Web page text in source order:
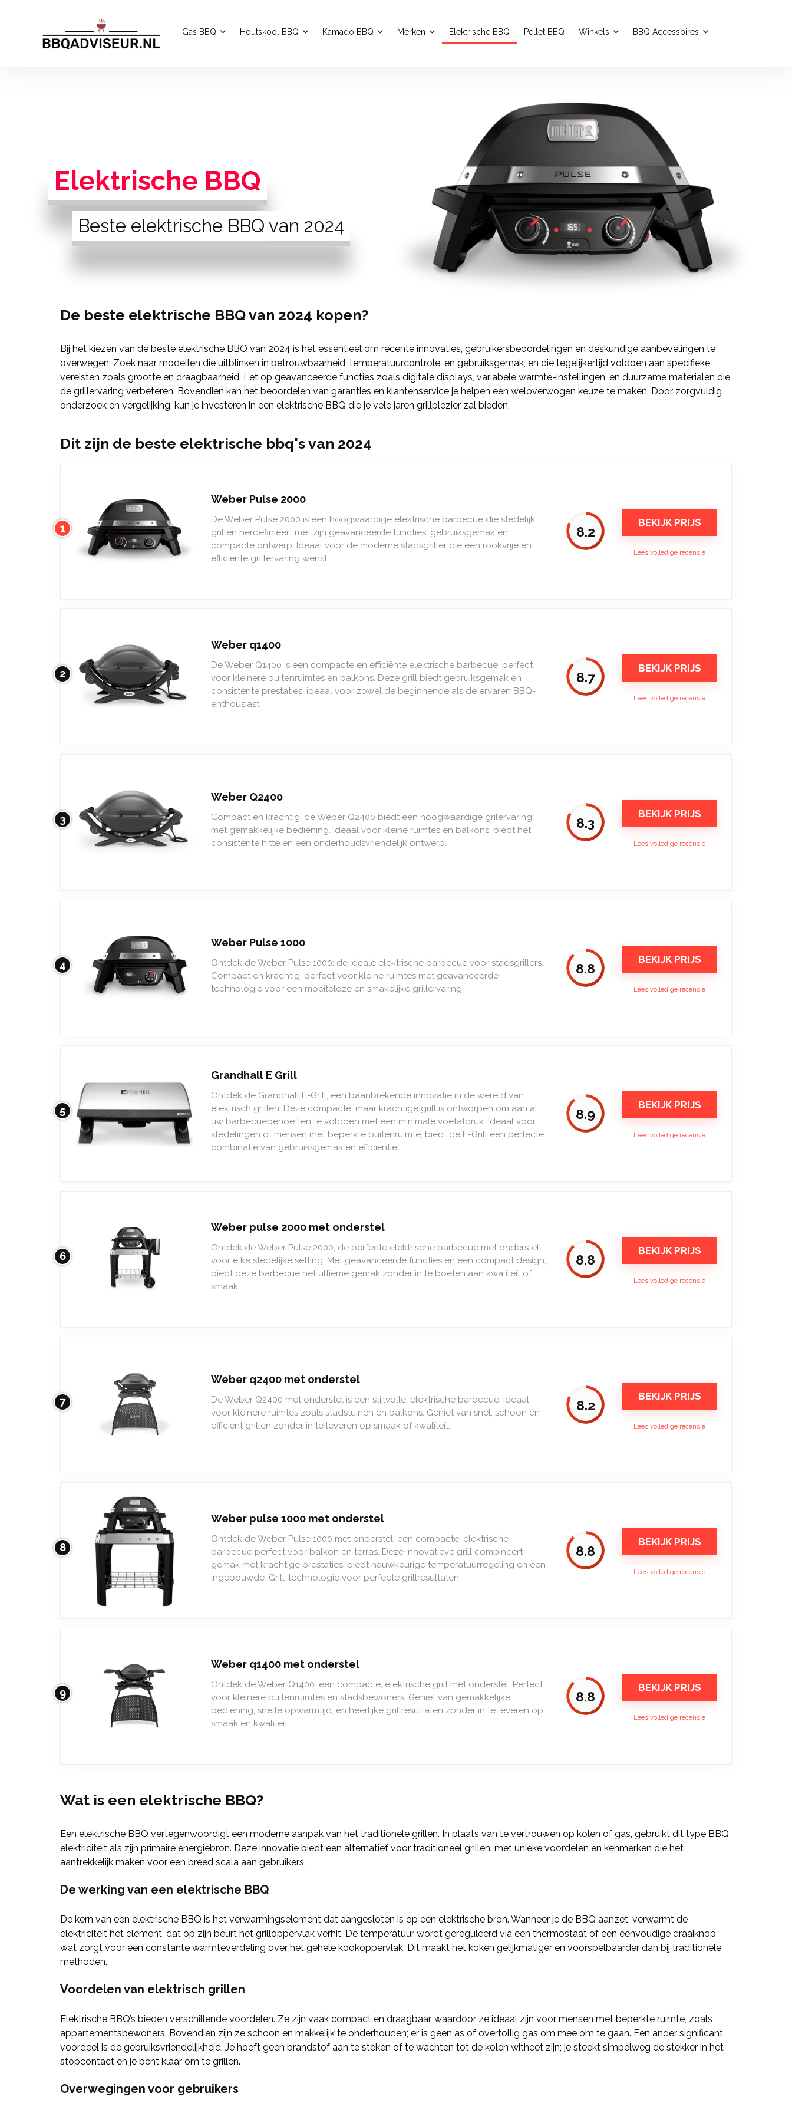
Gas BBQ Houtskool BBQ Kamado BBQ Merken Elektrische BBQ Pellet BBQ Winkels BBQ Accessoires
Elektrische BBQ
Beste elektrische BBQ van 2024
De beste elektrische BBQ van 2024 kopen?
Bij het kiezen van de beste elektrische BBQ van 2024 is het essentieel om recente innovaties, gebruikersbeoordelingen en deskundige aanbevelingen te
overwegen. Zoek naar modellen die uitblinken in betrouwbaarheid, temperatuurcontrole, en gebruiksgemak, en die tegelijkertijd voldoen aan specifieke
vereisten zoals grootte en draagbaarheid. Let op geavanceerde functies zoals digitale displays, variabele warmte-instellingen, en duurzame materialen die
de grillervaring verbeteren. Bovendien kan het beoordelen van garanties en klantenservice je helpen een weloverwogen keuze te maken. Door zorgvuldig
onderzoek en vergelijking, kun je investeren in een elektrische BBQ die je vele jaren grillplezier zal bieden.
Dit zijn de beste elektrische bbq's van 2024
1
Weber Pulse 2000
De Weber Pulse 2000 is een hoogwaardige elektrische barbecue die stedelijk
grillen herdefinieert met zijn geavanceerde functies, gebruiksgemak en
compacte ontwerp. Ideaal voor de moderne stadsgriller die een rookvrije en
efficiënte grillervaring wenst.
8.2
BEKIJK PRIJS
Lees volledige recensie
2
Weber q1400
De Weber Q1400 is een compacte en efficiënte elektrische barbecue, perfect
voor kleinere buitenruimtes en balkons. Deze grill biedt gebruiksgemak en
consistente prestaties, ideaal voor zowel de beginnende als de ervaren BBQ-
enthousiast.
8.7
BEKIJK PRIJS
Lees volledige recensie
3
Weber Q2400
Compact en krachtig, de Weber Q2400 biedt een hoogwaardige grilervaring
met gemakkelijke bediening. Ideaal voor kleine ruimtes en balkons, biedt het
consistente hitte en een onderhoudsvriendelijk ontwerp.
8.3
BEKIJK PRIJS
Lees volledige recensie
4
Weber Pulse 1000
Ontdek de Weber Pulse 1000: de ideale elektrische barbecue voor stadsgrillers.
Compact en krachtig, perfect voor kleine ruimtes met geavanceerde
technologie voor een moeiteloze en smakelijke grillervaring.
8.8
BEKIJK PRIJS
Lees volledige recensie
5
Grandhall E Grill
Ontdek de Grandhall E-Grill, een baanbrekende innovatie in de wereld van
elektrisch grillen. Deze compacte, maar krachtige grill is ontworpen om aan al
uw barbecuebehoeften te voldoen met een minimale voetafdruk. Ideaal voor
stedelingen of mensen met beperkte buitenruimte, biedt de E-Grill een perfecte
combinatie van gebruiksgemak en efficiëntie.
8.9
BEKIJK PRIJS
Lees volledige recensie
6
Weber pulse 2000 met onderstel
Ontdek de Weber Pulse 2000, de perfecte elektrische barbecue met onderstel
voor elke stedelijke setting. Met geavanceerde functies en een compact design,
biedt deze barbecue het ultieme gemak zonder in te boeten aan kwaliteit of
smaak.
8.8
BEKIJK PRIJS
Lees volledige recensie
7
Weber q2400 met onderstel
De Weber Q2400 met onderstel is een stijlvolle, elektrische barbecue, ideaal
voor kleinere ruimtes zoals stadstuinen en balkons. Geniet van snel, schoon en
efficiënt grillen zonder in te leveren op smaak of kwaliteit.
8.2
BEKIJK PRIJS
Lees volledige recensie
8
Weber pulse 1000 met onderstel
Ontdek de Weber Pulse 1000 met onderstel: een compacte, elektrische
barbecue perfect voor balkon en terras. Deze innovatieve grill combineert
gemak met krachtige prestaties, biedt nauwkeurige temperatuurregeling en een
ingebouwde iGrill-technologie voor perfecte grillresultaten.
8.8
BEKIJK PRIJS
Lees volledige recensie
9
Weber q1400 met onderstel
Ontdek de Weber Q1400: een compacte, elektrische grill met onderstel. Perfect
voor kleinere buitenruimtes en stadsbewoners. Geniet van gemakkelijke
bediening, snelle opwarmtijd, en heerlijke grillresultaten zonder in te leveren op
smaak en kwaliteit.
8.8
BEKIJK PRIJS
Lees volledige recensie
Wat is een elektrische BBQ?
Een elektrische BBQ vertegenwoordigt een moderne aanpak van het traditionele grillen. In plaats van te vertrouwen op kolen of gas, gebruikt dit type BBQ
elektriciteit als zijn primaire energiebron. Deze innovatie biedt een alternatief voor traditioneel grillen, met unieke voordelen en kenmerken die het
aantrekkelijk maken voor een breed scala aan gebruikers.
De werking van een elektrische BBQ
De kern van een elektrische BBQ is het verwarmingselement dat aangesloten is op een elektrische bron. Wanneer je de BBQ aanzet, verwarmt de
elektriciteit het element, dat op zijn beurt het grilloppervlak verhit. De temperatuur wordt gereguleerd via een thermostaat of een eenvoudige draaiknop,
wat zorgt voor een constante warmteverdeling over het gehele kookoppervlak. Dit maakt het koken gelijkmatiger en voorspelbaarder dan bij traditionele
methoden.
Voordelen van elektrisch grillen
Elektrische BBQ’s bieden verschillende voordelen. Ze zijn vaak compact en draagbaar, waardoor ze ideaal zijn voor mensen met beperkte ruimte, zoals
appartementsbewoners. Bovendien zijn ze schoon en makkelijk te onderhouden; er is geen as of overtollig gas om mee om te gaan. Een ander significant
voordeel is de gebruiksvriendelijkheid. Je hoeft geen brandstof aan te steken of te wachten tot de kolen witheet zijn; je steekt simpelweg de stekker in het
stopcontact en je bent klaar om te grillen.
Overwegingen voor gebruikers